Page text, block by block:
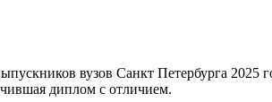
вузов Санкт Петербурга
диплом с отличием.